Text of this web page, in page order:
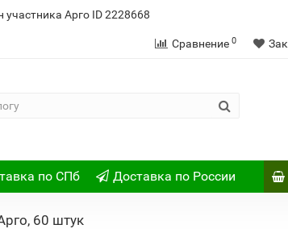
участника Арго ID 2228668
Сравнение 0
по СПб Доставка по России
60 штук